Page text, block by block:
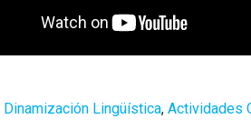
Dinamización Lingüística, Actividades